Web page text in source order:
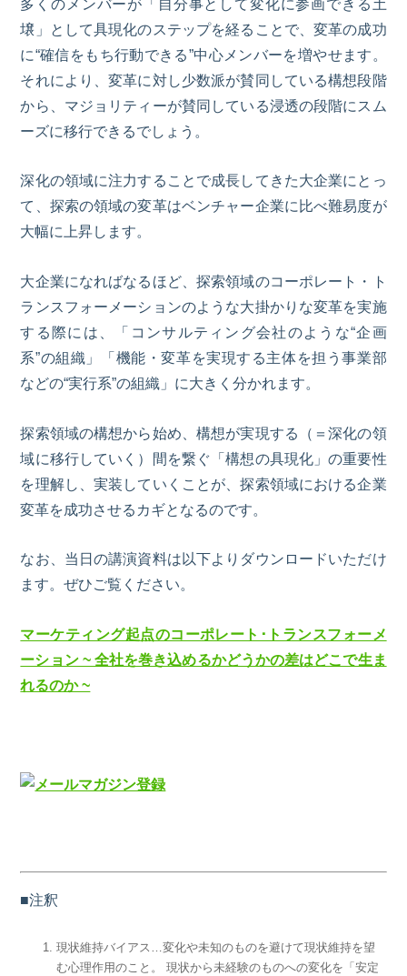
多くのメンバーが「自分事として変化に参画できる土
壌」として具現化のステップを経ることで、変革の成功
に“確信をもち行動できる”中心メンバーを増やせます。
それにより、変革に対し少数派が賛同している構想段階
から、マジョリティーが賛同している浸透の段階にスム
ーズに移行できるでしょう。
深化の領域に注力することで成長してきた大企業にとっ
て、探索の領域の変革はベンチャー企業に比べ難易度が
大幅に上昇します。
大企業になればなるほど、探索領域のコーポレート・ト
ランスフォーメーションのような大掛かりな変革を実施
する際には、「コンサルティング会社のような“企画
系”の組織」「機能・変革を実現する主体を担う事業部
などの“実行系”の組織」に大きく分かれます。
探索領域の構想から始め、構想が実現する（＝深化の領
域に移行していく）間を繋ぐ「構想の具現化」の重要性
を理解し、実装していくことが、探索領域における企業
変革を成功させるカギとなるのです。
なお、 当日の講演資料は以下よりダウンロードいただけ
ます。ぜひご覧ください。
マーケティング起点のコーポレート･トランスフォーメ
ーション ~ 全社を巻き込めるかどうかの差はどこで生ま
れるのか ~
■注釈
現状維持バイアス…変化や未知のものを避けて現状維持を望
む心理作用のこと。 現状から未経験のものへの変化を「安定